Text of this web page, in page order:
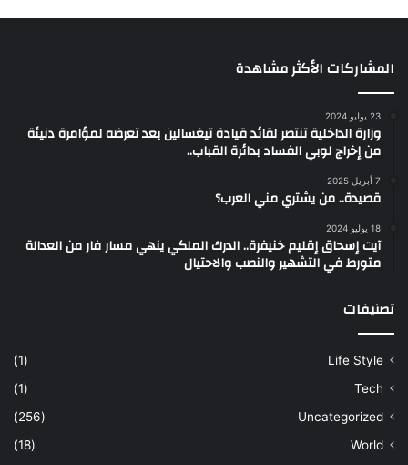
المشاركات الأكثر مشاهدة
23 يوليو 2024
وزارة الداخلية تنتصر لقائد قيادة تيغسالين بعد تعرضه لمؤامرة دنيئة
من إخراج لوبي الفساد بدائرة القباب..
7 أبريل 2025
قصيدة.. من يشتري مني العرب؟
18 يوليو 2024
آيت إسحاق إقليم خنيفرة.. الدرك الملكي ينهي مسار فار من العدالة
متورط في التشهير والنصب والاحتيال
تصنيفات
Life Style
(1)
Tech
(1)
Uncategorized
(256)
World
(18)